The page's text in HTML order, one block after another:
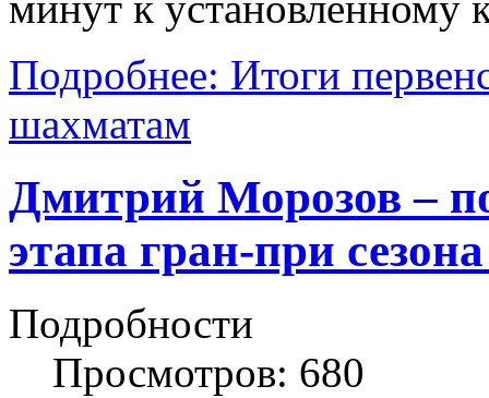
Подробнее: Итоги
шахматам
Дмитрий Морозов –
этапа гран-при
Подробности
Просмотров: 680